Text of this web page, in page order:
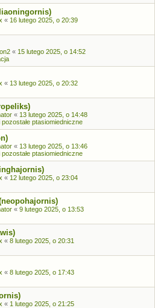
« 16 lutego 2025, o 20:39
« 15 lutego 2025, o 14:52
« 13 lutego 2025, o 20:32
« 13 lutego 2025, o 14:48
ptasiomiedniczne
« 13 lutego 2025, o 13:46
ptasiomiedniczne
« 12 lutego 2025, o 23:04
« 9 lutego 2025, o 13:53
« 8 lutego 2025, o 20:31
« 8 lutego 2025, o 17:43
« 1 lutego 2025, o 21:25